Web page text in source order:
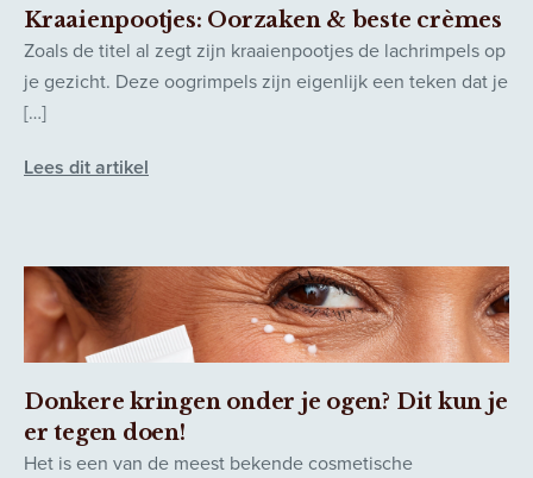
Kraaienpootjes: Oorzaken & beste crèmes
Zoals de titel al zegt zijn kraaienpootjes de lachrimpels op
je gezicht. Deze oogrimpels zijn eigenlijk een teken dat je
[…]
Lees dit artikel
Donkere kringen onder je ogen? Dit kun je
er tegen doen!
Het is een van de meest bekende cosmetische